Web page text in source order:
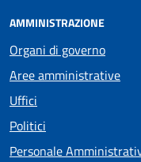
AMMINISTRAZIONE
Organi di governo
Aree amministrative
Uffici
Politici
Personale